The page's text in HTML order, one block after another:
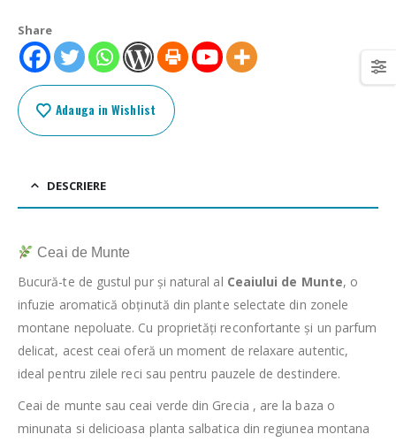
Share
Adauga in Wishlist
DESCRIERE
Ceai de Munte
Bucură-te de gustul pur și natural al Ceaiului de Munte, o
infuzie aromatică obținută din plante selectate din zonele
montane nepoluate. Cu proprietăți reconfortante și un parfum
delicat, acest ceai oferă un moment de relaxare autentic,
ideal pentru zilele reci sau pentru pauzele de destindere.
Ceai de munte sau ceai verde din Grecia , are la baza o
minunata si delicioasa planta salbatica din regiunea montana